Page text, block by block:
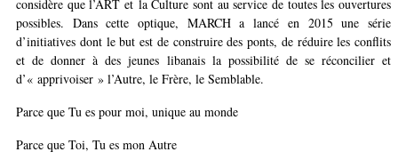
considère que l’ART et la Culture sont au service de toutes les ouvertures
possibles. Dans cette optique, MARCH a lancé en 2015 une série
d’initiatives dont le but est de construire des ponts, de réduire les conflits
et de donner à des jeunes libanais la possibilité de se réconcilier et
d’« apprivoiser » l’Autre, le Frère, le Semblable.
Parce que Tu es pour moi, unique au monde
Parce que Toi, Tu es mon Autre